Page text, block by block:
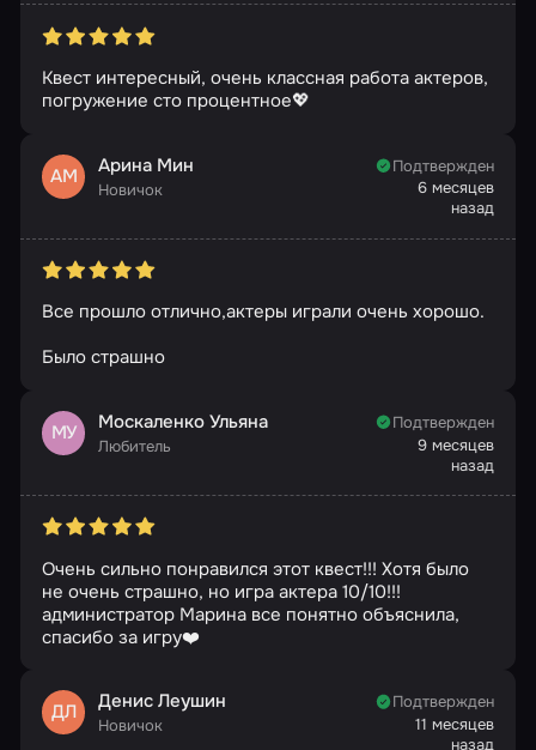
Квест интересный, очень классная работа актеров,
погружение сто процентное💖
АМ Арина Мин
Новичок
Подтвержден
6 месяцев
назад
Все прошло отлично,актеры играли очень хорошо.
Было страшно
МУ Москаленко Ульяна
Любитель
Подтвержден
9 месяцев
назад
Очень сильно понравился этот квест!!! Хотя было
не очень страшно, но игра актера 10/10!!!
администратор Марина все понятно объяснила,
спасибо за игру❤️
ДЛ Денис Леушин
Новичок
Подтвержден
11 месяцев
назад